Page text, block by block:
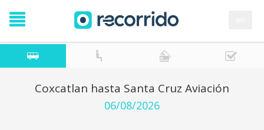
Coxcatlan hasta Santa Cruz Aviación
06/08/2026